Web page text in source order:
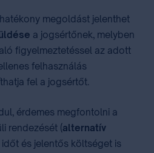
megoldást jelenthet
a jogsértőnek, melyben
figyelmeztetéssel az adott
felhasználás
fel a jogsértőt.
érdemes megfontolni a
rendezését (alternatív
időt és jelentős költséget is